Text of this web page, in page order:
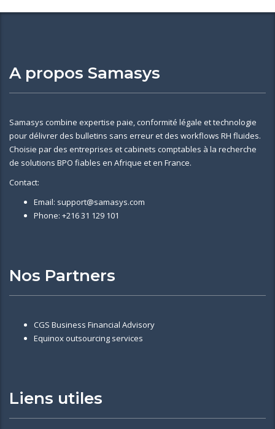
A propos Samasys
Samasys combine expertise paie, conformité légale et technologie
pour délivrer des bulletins sans erreur et des workflows RH fluides.
Choisie par des entreprises et cabinets comptables à la recherche
de solutions BPO fiables en Afrique et en France.
Contact:
Email: support@samasys.com
Phone: +216 31 129 101
Nos Partners
CGS Business Financial Advisory
Equinox outsourcing services
Liens utiles